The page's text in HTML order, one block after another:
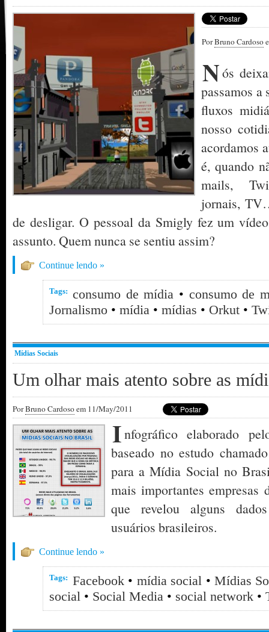
PorBruno Cardoso
Nós
passamos a
fluxos
nosso
acordamos
é, quando
mails,
jornais,
de desligar. O pessoal da Smigly fez um
assunto. Quem nunca se sentiu assim?
Continue lendo »
Tags: consumo de mídia • consumo de
Jornalismo • mídia • mídias • Orkut •
Mídias Sociais
Um olhar mais atento sobre as
PorBruno Cardosoem 11/May/2011
Infográfico elaborado
baseado no estudo
para a Mídia Social no
mais importantes empresas
que revelou alguns
usuários brasileiros.
Continue lendo »
Tags: Facebook • mídia social •Mídias
social • Social Media • social network •